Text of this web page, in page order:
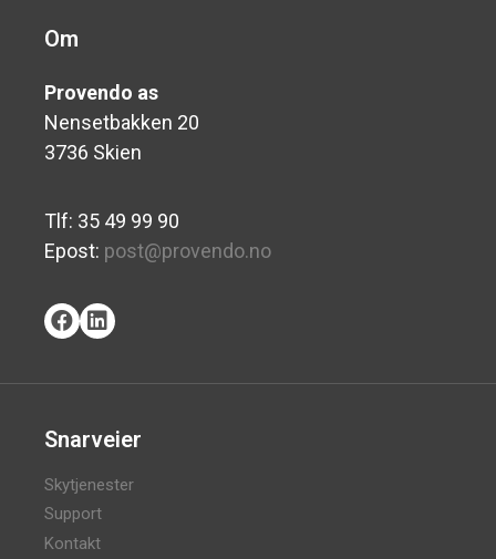
Om
Provendo as
Nensetbakken 20
3736 Skien
Tlf: 35 49 99 90
Epost: post@provendo.no
Snarveier
Skytjenester
Support
Kontakt